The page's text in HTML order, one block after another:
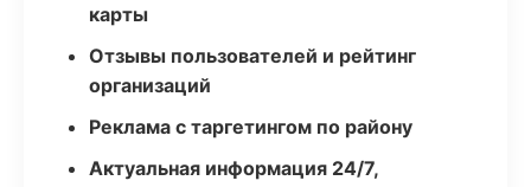
карты
Отзывы пользователей и рейтинг
организаций
Реклама с таргетингом по району
Актуальная информация 24/7,